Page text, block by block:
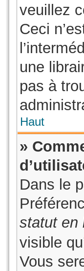
veuillez
Ceci
une
pas à
Haut
»
Dans le
statut en
visible
Vous